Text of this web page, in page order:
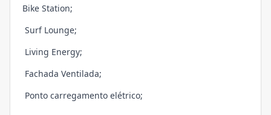
Bike Station;
Surf Lounge;
Living Energy;
Fachada Ventilada;
Ponto carregamento elétrico;